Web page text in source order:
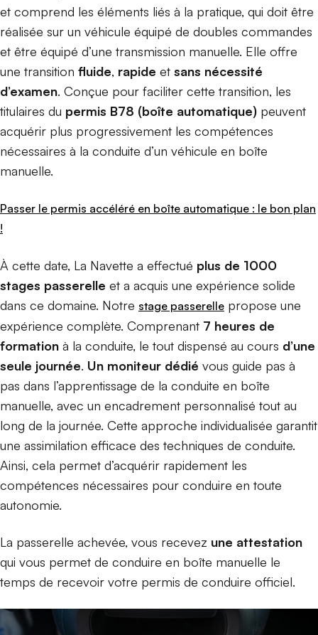
et comprend les éléments liés à la pratique, qui doit être
réalisée sur un véhicule équipé de doubles commandes
et être équipé d’une transmission manuelle. Elle offre
une transition fluide, rapide et sans nécessité
d’examen. Conçue pour faciliter cette transition, les
titulaires du permis B78 (boîte automatique) peuvent
acquérir plus progressivement les compétences
nécessaires à la conduite d’un véhicule en boîte
manuelle.
Passer le permis accéléré en boîte automatique : le bon plan
!
À cette date, La Navette a effectué plus de 1000
stages passerelle et a acquis une expérience solide
dans ce domaine. Notre stage passerelle propose une
expérience complète. Comprenant 7 heures de
formation à la conduite, le tout dispensé au cours d’une
seule journée. Un moniteur dédié vous guide pas à
pas dans l’apprentissage de la conduite en boîte
manuelle, avec un encadrement personnalisé tout au
long de la journée. Cette approche individualisée garantit
une assimilation efficace des techniques de conduite.
Ainsi, cela permet d’acquérir rapidement les
compétences nécessaires pour conduire en toute
autonomie.
La passerelle achevée, vous recevez une attestation
qui vous permet de conduire en boîte manuelle le
temps de recevoir votre permis de conduire officiel.